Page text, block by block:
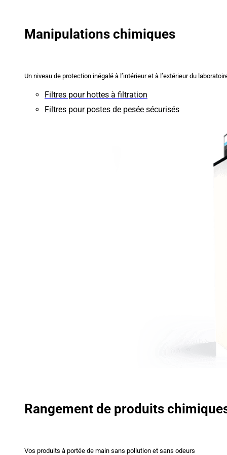
Manipulations chimiques
Un niveau de protection inégalé à l’intérieur et à l’extérieur du
Filtres pour hottes à filtration
Filtres pour postes de pesée sécurisés
Rangement de produits
Vos produits à portée de main sans pollution et sans odeurs